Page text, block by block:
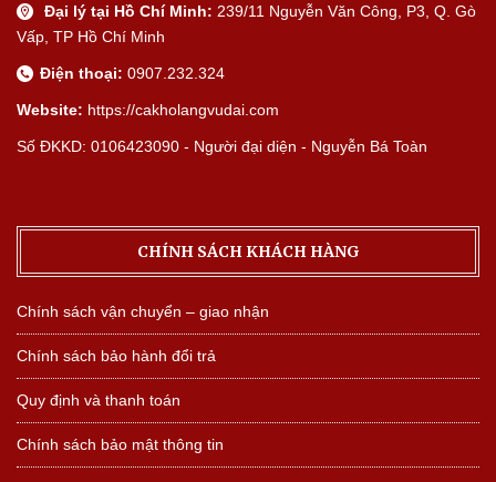
Đại lý tại Hồ Chí Minh: 239/11 Nguyễn Văn Công, P3, Q. Gò
Vấp, TP Hồ Chí Minh
Điện thoại: 0907.232.324
Website: https://cakholangvudai.com
Số ĐKKD: 0106423090 - Người đại diện - Nguyễn Bá Toàn
CHÍNH SÁCH KHÁCH HÀNG
Chính sách vận chuyển – giao nhận
Chính sách bảo hành đổi trả
Quy định và thanh toán
Chính sách bảo mật thông tin